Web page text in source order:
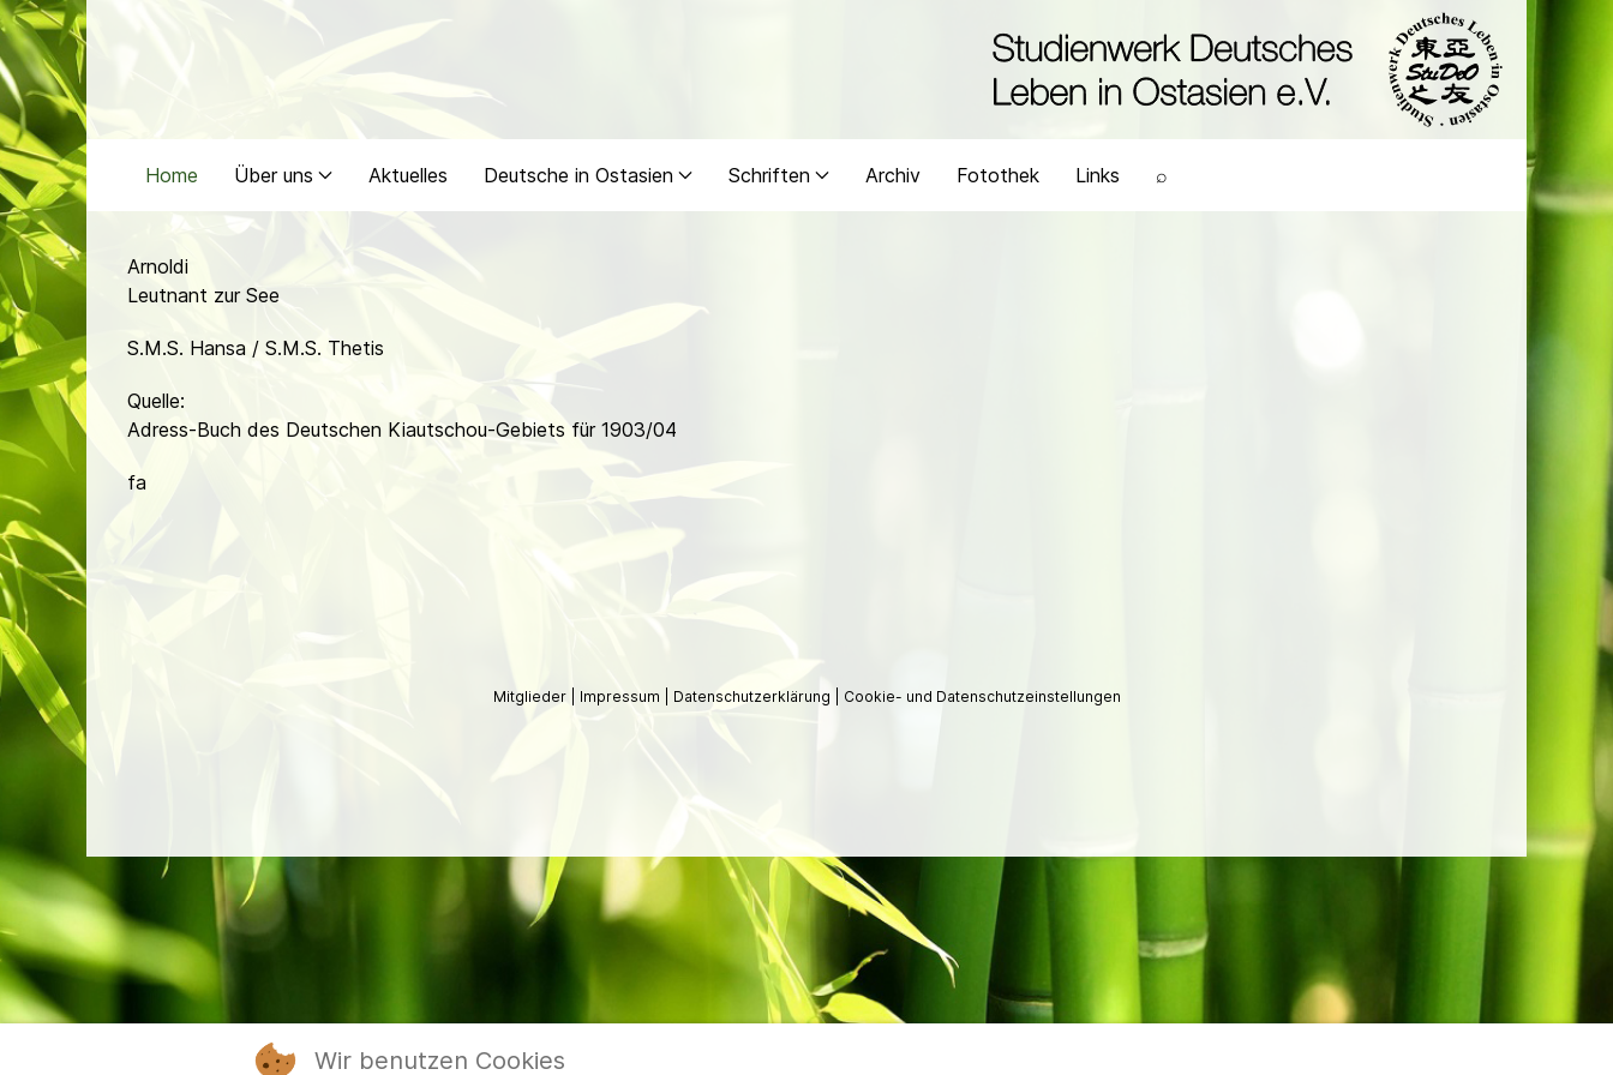
Home Über uns Aktuelles Deutsche in Ostasien Schriften Archiv Fotothek Links ⌕
Arnoldi
Leutnant zur See
S.M.S. Hansa / S.M.S. Thetis
Quelle:
Adress-Buch des Deutschen Kiautschou-Gebiets für 1903/04
fa
Mitglieder Impressum Datenschutzerklärung Cookie- und Datenschutzeinstellungen
Wir benutzen Cookies